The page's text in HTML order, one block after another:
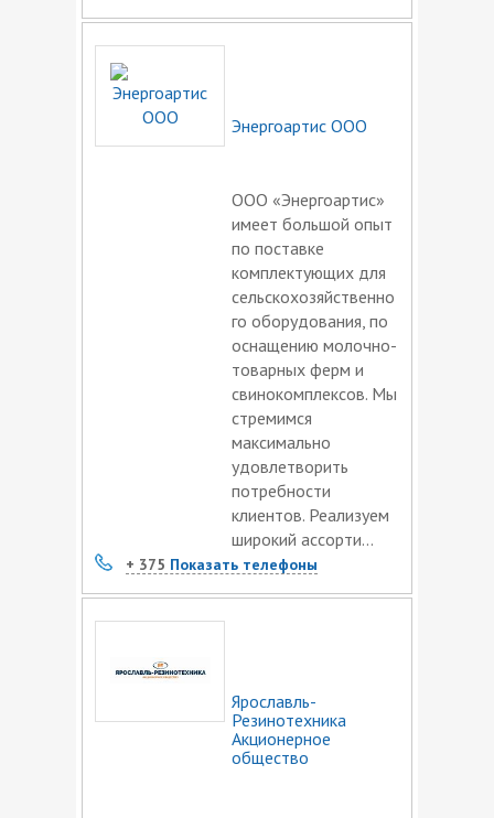
Энергоартис ООО
ООО «Энергоартис»
имеет большой опыт
по поставке
комплектующих для
сельскохозяйственно
го оборудования, по
оснащению молочно-
товарных ферм и
свинокомплексов. Мы
стремимся
максимально
удовлетворить
потребности
клиентов. Реализуем
широкий ассорти...
+ 375 Показать телефоны
Ярославль-
Резинотехника
Акционерное
общество